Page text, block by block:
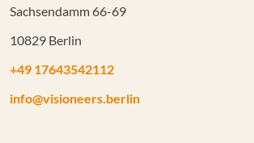
Sachsendamm 66-69
10829 Berlin
+49 17643542112
info@visioneers.berlin